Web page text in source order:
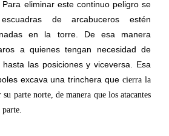
eliminar este continuo peligro se
de arcabuceros estén
en la torre. De esa manera
a quienes tengan necesidad de
las posiciones y viceversa. Esa
excava una trinchera quecierra la
parte norte, de manera que los atacantes